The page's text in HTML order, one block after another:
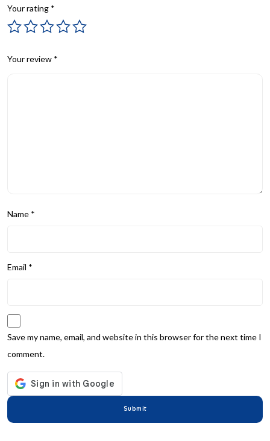
Your rating *
Your review *
Name *
Email *
Save my name, email, and website in this browser for the next time I
comment.